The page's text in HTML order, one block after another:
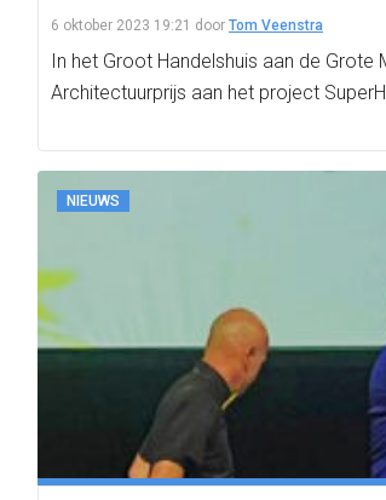
6 oktober 2023 19:21 door Tom Veenstra
In het Groot Handelshuis aan de
Architectuurprijs aan het project
NIEUWS